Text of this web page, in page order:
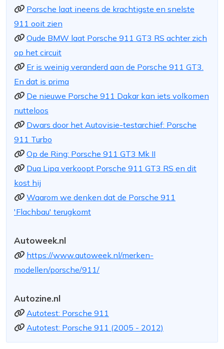
Porsche laat ineens de krachtigste en snelste
911 ooit zien
Oude BMW laat Porsche 911 GT3 RS achter zich
op het circuit
Er is weinig veranderd aan de Porsche 911 GT3.
En dat is prima
De nieuwe Porsche 911 Dakar kan iets volkomen
nutteloos
Dwars door het Autovisie-testarchief: Porsche
911 Turbo
Op de Ring: Porsche 911 GT3 Mk II
Dua Lipa verkoopt Porsche 911 GT3 RS en dit
kost hij
Waarom we denken dat de Porsche 911
'Flachbau' terugkomt
Autoweek.nl
https://www.autoweek.nl/merken-
modellen/porsche/911/
Autozine.nl
Autotest: Porsche 911
Autotest: Porsche 911 (2005 - 2012)